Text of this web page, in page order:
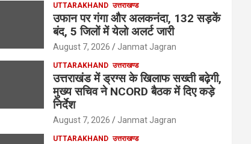
UTTARAKHAND उत्तराखण्ड
उफान पर गंगा और अलकनंदा, 132 सड़कें
बंद, 5 जिलों में येलो अलर्ट जारी
August 7, 2026 Janmat Jagran
UTTARAKHAND उत्तराखण्ड
उत्तराखंड में ड्रग्स के खिलाफ सख्ती बढ़ेगी,
मुख्य सचिव ने NCORD बैठक में दिए कड़े
निर्देश
August 7, 2026 Janmat Jagran
UTTARAKHAND उत्तराखण्ड